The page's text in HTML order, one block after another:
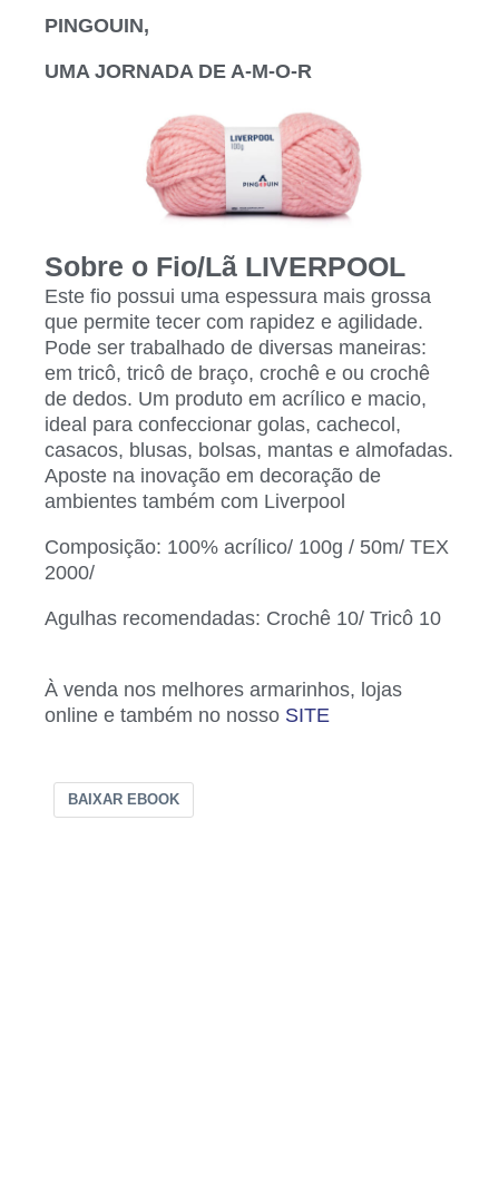
PINGOUIN,
UMA JORNADA DE A-M-O-R
Sobre o Fio/Lã LIVERPOOL
Este fio possui uma espessura mais grossa
que permite tecer com rapidez e agilidade.
Pode ser trabalhado de diversas maneiras:
em tricô, tricô de braço, crochê e ou crochê
de dedos. Um produto em acrílico e macio,
ideal para confeccionar golas, cachecol,
casacos, blusas, bolsas, mantas e almofadas.
Aposte na inovação em decoração de
ambientes também com Liverpool
Composição: 100% acrílico/ 100g / 50m/ TEX
2000/
Agulhas recomendadas: Crochê 10/ Tricô 10
À venda nos melhores armarinhos, lojas
online e também no nosso SITE